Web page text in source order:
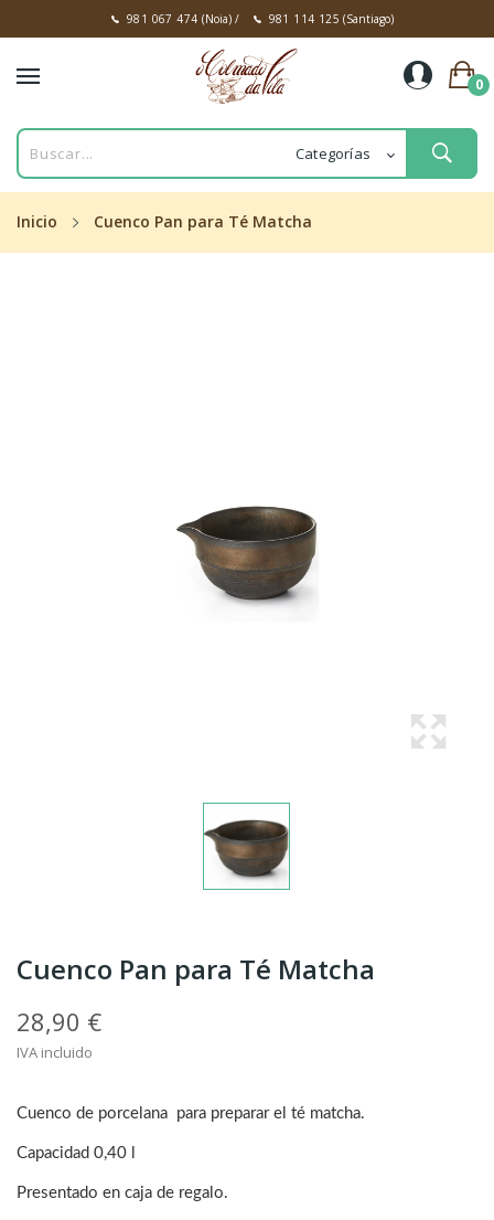
981 067 474 (Noia)/ 981 114 125 (Santiago)
0
Inicio Cuenco Pan para Té Matcha
Cuenco Pan para Té Matcha
28,90 €
IVA incluido
Cuenco de porcelana para preparar el té matcha.
Capacidad 0,40 l
Presentado en caja de regalo.